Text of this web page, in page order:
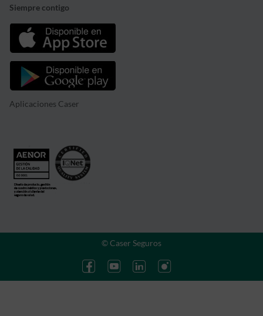
Siempre contigo
Aplicaciones Caser
© Caser Seguros